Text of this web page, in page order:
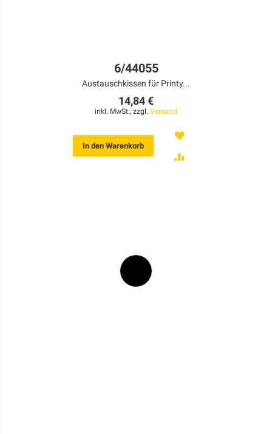
6/44055
Austauschkissen für Printy...
14,84 €
inkl. MwSt., zzgl. Versand
In den Warenkorb
MERKEN